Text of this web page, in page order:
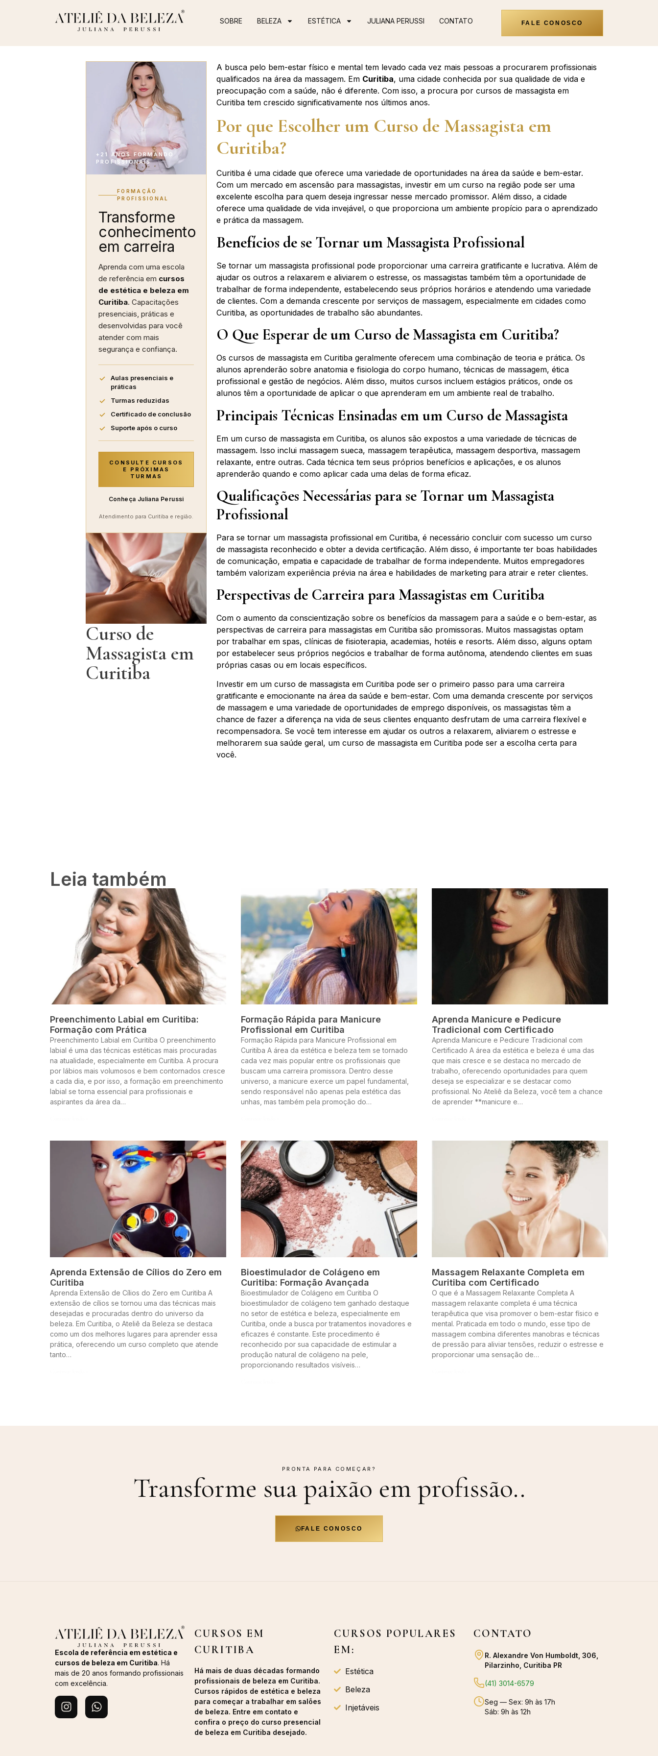
SOBRE BELEZA ESTÉTICA JULIANA PERUSSI CONTATO FALE CONOSCO
+21 ANOS FORMANDO
PROFISSIONAIS
FORMAÇÃO
PROFISSIONAL
Transforme
conhecimento
em carreira
Aprenda com uma escola
de referência em cursos
de estética e beleza em
Curitiba. Capacitações
presenciais, práticas e
desenvolvidas para você
atender com mais
segurança e confiança.
Aulas presenciais e
práticas
Turmas reduzidas
Certificado de conclusão
Suporte após o curso
CONSULTE CURSOS
E PRÓXIMAS
TURMAS
Conheça Juliana Perussi
Atendimento para Curitiba e região.
Curso de
Massagista em
Curitiba
A busca pelo bem-estar físico e mental tem levado cada vez mais pessoas a procurarem profissionais
qualificados na área da massagem. Em Curitiba, uma cidade conhecida por sua qualidade de vida e
preocupação com a saúde, não é diferente. Com isso, a procura por cursos de massagista em
Curitiba tem crescido significativamente nos últimos anos.
Por que Escolher um Curso de Massagista em
Curitiba?
Curitiba é uma cidade que oferece uma variedade de oportunidades na área da saúde e bem-estar.
Com um mercado em ascensão para massagistas, investir em um curso na região pode ser uma
excelente escolha para quem deseja ingressar nesse mercado promissor. Além disso, a cidade
oferece uma qualidade de vida invejável, o que proporciona um ambiente propício para o aprendizado
e prática da massagem.
Benefícios de se Tornar um Massagista Profissional
Se tornar um massagista profissional pode proporcionar uma carreira gratificante e lucrativa. Além de
ajudar os outros a relaxarem e aliviarem o estresse, os massagistas também têm a oportunidade de
trabalhar de forma independente, estabelecendo seus próprios horários e atendendo uma variedade
de clientes. Com a demanda crescente por serviços de massagem, especialmente em cidades como
Curitiba, as oportunidades de trabalho são abundantes.
O Que Esperar de um Curso de Massagista em Curitiba?
Os cursos de massagista em Curitiba geralmente oferecem uma combinação de teoria e prática. Os
alunos aprenderão sobre anatomia e fisiologia do corpo humano, técnicas de massagem, ética
profissional e gestão de negócios. Além disso, muitos cursos incluem estágios práticos, onde os
alunos têm a oportunidade de aplicar o que aprenderam em um ambiente real de trabalho.
Principais Técnicas Ensinadas em um Curso de Massagista
Em um curso de massagista em Curitiba, os alunos são expostos a uma variedade de técnicas de
massagem. Isso inclui massagem sueca, massagem terapêutica, massagem desportiva, massagem
relaxante, entre outras. Cada técnica tem seus próprios benefícios e aplicações, e os alunos
aprenderão quando e como aplicar cada uma delas de forma eficaz.
Qualificações Necessárias para se Tornar um Massagista
Profissional
Para se tornar um massagista profissional em Curitiba, é necessário concluir com sucesso um curso
de massagista reconhecido e obter a devida certificação. Além disso, é importante ter boas habilidades
de comunicação, empatia e capacidade de trabalhar de forma independente. Muitos empregadores
também valorizam experiência prévia na área e habilidades de marketing para atrair e reter clientes.
Perspectivas de Carreira para Massagistas em Curitiba
Com o aumento da conscientização sobre os benefícios da massagem para a saúde e o bem-estar, as
perspectivas de carreira para massagistas em Curitiba são promissoras. Muitos massagistas optam
por trabalhar em spas, clínicas de fisioterapia, academias, hotéis e resorts. Além disso, alguns optam
por estabelecer seus próprios negócios e trabalhar de forma autônoma, atendendo clientes em suas
próprias casas ou em locais específicos.
Investir em um curso de massagista em Curitiba pode ser o primeiro passo para uma carreira
gratificante e emocionante na área da saúde e bem-estar. Com uma demanda crescente por serviços
de massagem e uma variedade de oportunidades de emprego disponíveis, os massagistas têm a
chance de fazer a diferença na vida de seus clientes enquanto desfrutam de uma carreira flexível e
recompensadora. Se você tem interesse em ajudar os outros a relaxarem, aliviarem o estresse e
melhorarem sua saúde geral, um curso de massagista em Curitiba pode ser a escolha certa para
você.
Leia também
Preenchimento Labial em Curitiba:
Formação com Prática
Preenchimento Labial em Curitiba O preenchimento
labial é uma das técnicas estéticas mais procuradas
na atualidade, especialmente em Curitiba. A procura
por lábios mais volumosos e bem contornados cresce
a cada dia, e por isso, a formação em preenchimento
labial se torna essencial para profissionais e
aspirantes da área da…
Formação Rápida para Manicure
Profissional em Curitiba
Formação Rápida para Manicure Profissional em
Curitiba A área da estética e beleza tem se tornado
cada vez mais popular entre os profissionais que
buscam uma carreira promissora. Dentro desse
universo, a manicure exerce um papel fundamental,
sendo responsável não apenas pela estética das
unhas, mas também pela promoção do…
Aprenda Manicure e Pedicure
Tradicional com Certificado
Aprenda Manicure e Pedicure Tradicional com
Certificado A área da estética e beleza é uma das
que mais cresce e se destaca no mercado de
trabalho, oferecendo oportunidades para quem
deseja se especializar e se destacar como
profissional. No Ateliê da Beleza, você tem a chance
de aprender **manicure e…
Aprenda Extensão de Cílios do Zero em
Curitiba
Aprenda Extensão de Cílios do Zero em Curitiba A
extensão de cílios se tornou uma das técnicas mais
desejadas e procuradas dentro do universo da
beleza. Em Curitiba, o Ateliê da Beleza se destaca
como um dos melhores lugares para aprender essa
prática, oferecendo um curso completo que atende
tanto…
Bioestimulador de Colágeno em
Curitiba: Formação Avançada
Bioestimulador de Colágeno em Curitiba O
bioestimulador de colágeno tem ganhado destaque
no setor de estética e beleza, especialmente em
Curitiba, onde a busca por tratamentos inovadores e
eficazes é constante. Este procedimento é
reconhecido por sua capacidade de estimular a
produção natural de colágeno na pele,
proporcionando resultados visíveis…
Massagem Relaxante Completa em
Curitiba com Certificado
O que é a Massagem Relaxante Completa A
massagem relaxante completa é uma técnica
terapêutica que visa promover o bem-estar físico e
mental. Praticada em todo o mundo, esse tipo de
massagem combina diferentes manobras e técnicas
de pressão para aliviar tensões, reduzir o estresse e
proporcionar uma sensação de…
PRONTA PARA COMEÇAR?
Transforme sua paixão emprofissão..
FALE CONOSCO
Escola de referência em estética e
cursos de beleza em Curitiba. Há
mais de 20 anos formando profissionais
com excelência.
CURSOS EM
CURITIBA
Há mais de duas décadas formando
profissionais de beleza em Curitiba.
Cursos rápidos de estética e beleza
para começar a trabalhar em salões
de beleza. Entre em contato e
confira o preço do curso presencial
de beleza em Curitiba desejado.
CURSOS POPULARES
EM:
Estética
Beleza
Injetáveis
CONTATO
R. Alexandre Von Humboldt, 306,
Pilarzinho, Curitiba PR
(41) 3014-6579
Seg — Sex: 9h às 17h
Sáb: 9h às 12h